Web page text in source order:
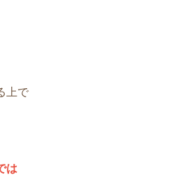
上で
は